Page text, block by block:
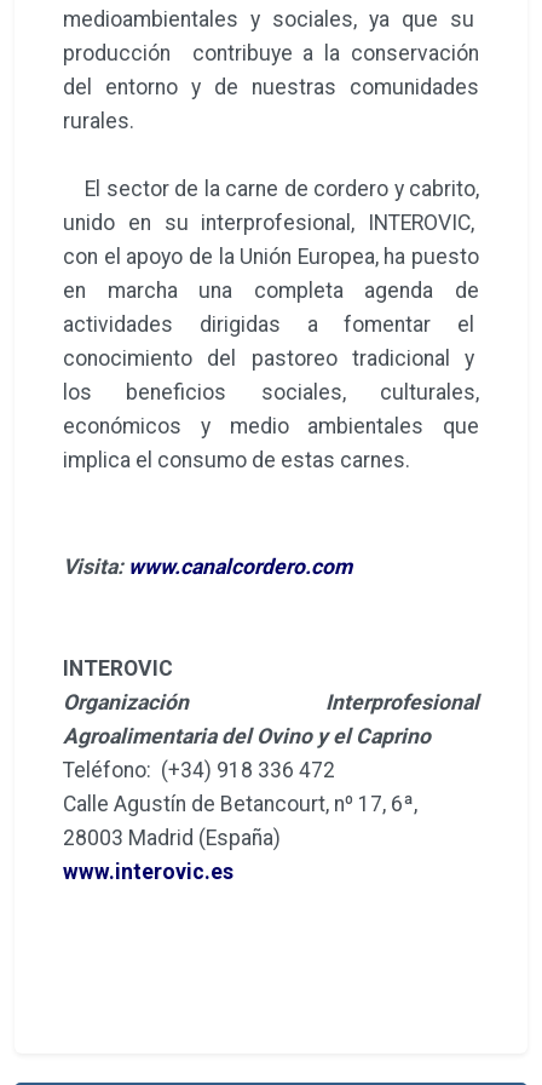
medioambientales y sociales, ya que su
producción contribuye a la conservación
del entorno y de nuestras comunidades
rurales.
El sector de la carne de cordero y cabrito,
unido en su interprofesional, INTEROVIC,
con el apoyo de la Unión Europea, ha puesto
en marcha una completa agenda de
actividades dirigidas a fomentar el
conocimiento del pastoreo tradicional y
los beneficios sociales, culturales,
económicos y medio ambientales que
implica el consumo de estas carnes.
Visita: www.canalcordero.com
INTEROVIC
Organización Interprofesional
Agroalimentaria del Ovino y el Caprino
Teléfono: (+34) 918 336 472
Calle Agustín de Betancourt, nº 17, 6ª,
28003 Madrid (España)
www.interovic.es